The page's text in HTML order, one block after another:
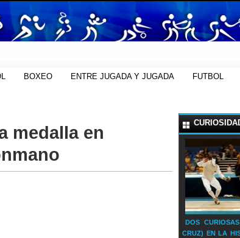
BOXEO ENTRE JUGADA Y JUGADA FUTBOL
medalla en
DOS
CRUZ) EN LA